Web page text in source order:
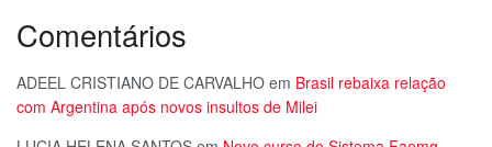
Comentários
ADEEL CRISTIANO DE CARVALHO em Brasil rebaixa relação
com Argentina após novos insultos de Milei